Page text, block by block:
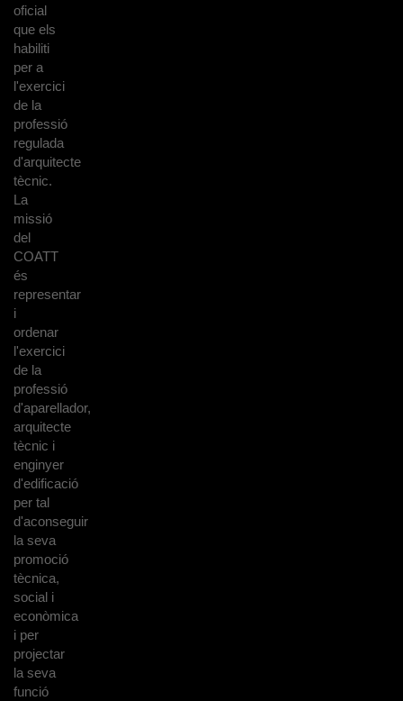
oficial
que els
habiliti
per a
l'exercici
de la
professió
regulada
d'arquitecte
tècnic.
La
missió
del
COATT
és
representar
i
ordenar
l'exercici
de la
professió
d'aparellador,
arquitecte
tècnic i
enginyer
d'edificació
per tal
d'aconseguir
la seva
promoció
tècnica,
social i
econòmica
i per
projectar
la seva
funció